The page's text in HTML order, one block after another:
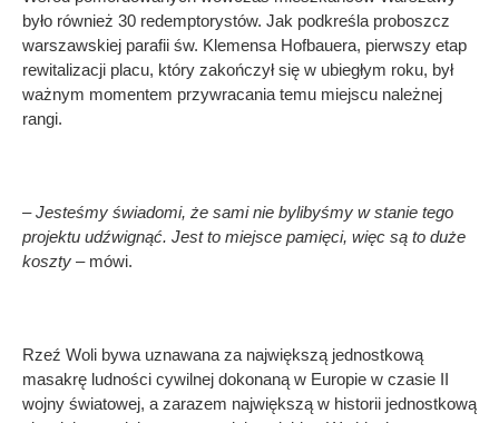
było również 30 redemptorystów. Jak podkreśla proboszcz
warszawskiej parafii św. Klemensa Hofbauera, pierwszy etap
rewitalizacji placu, który zakończył się w ubiegłym roku, był
ważnym momentem przywracania temu miejscu należnej
rangi.
– Jesteśmy świadomi, że sami nie bylibyśmy w stanie tego
projektu udźwignąć. Jest to miejsce pamięci, więc są to duże
koszty – mówi.
Rzeź Woli bywa uznawana za największą jednostkową
masakrę ludności cywilnej dokonaną w Europie w czasie II
wojny światowej, a zarazem największą w historii jednostkową